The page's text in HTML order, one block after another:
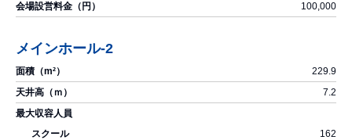
100,000
メインホール-2
229.9
7.2
162